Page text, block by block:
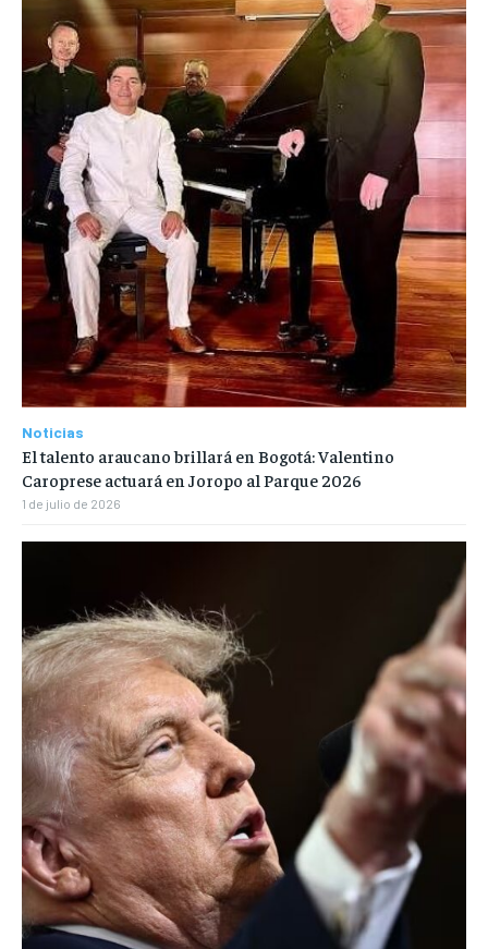
Noticias
El talento araucano brillará en Bogotá: Valentino
Caroprese actuará en Joropo al Parque 2026
1 de julio de 2026